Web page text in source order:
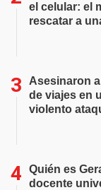
el celular: el
rescatar a
Asesinaron
de viajes en
violento
Quién es
docente